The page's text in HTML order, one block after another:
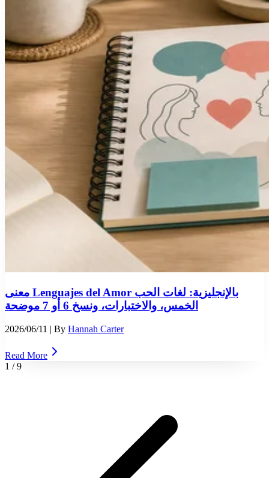
معنى Lenguajes del Amor بالإنجليزية: لغات الحب
الخمس، والاختبارات، ونسخ 6 أو 7 موضحة
2026/06/11 | By Hannah Carter
Read More
1 /9